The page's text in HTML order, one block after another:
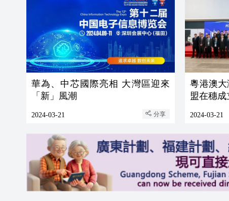
華為、中芯國際亮相 大灣區迎來
「新」風潮
2024-03-21 分享
粵港澳
盟在穗成
2024-03-21